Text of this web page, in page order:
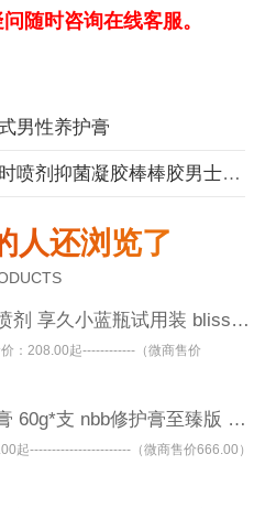
随时咨询在线客服。
男性养护膏
剂抑菌凝胶棒棒胶男士修护膏
人还浏览了
享久外用延时喷剂 享久小蓝瓶试用装 blisswater 享久五代三代加强三代二代加强二代一代
：208.00起------------（微商售价
NBB男士修护膏 60g*支 nbb修护膏至臻版 金盖版
起-----------------------（微商售价666.00）